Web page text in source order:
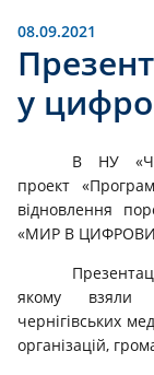
08.09.2021
у
В НУ
проект
відновлення
«МИР В
якому взяли
чернігівських
організацій,